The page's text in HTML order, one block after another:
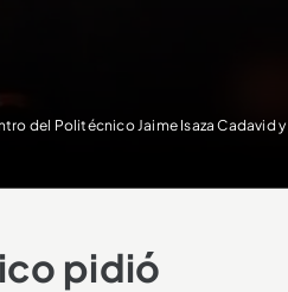
del Politécnico Jaime Isaza Cadavid y
pidió